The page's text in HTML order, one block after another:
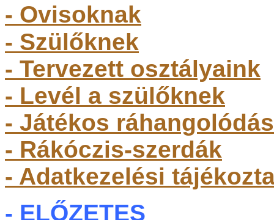
- Ovisoknak
- Szülőknek
- Tervezett osztályaink
- Levél a szülőknek
- Játékos ráhangolódás
- Rákóczis-szerdák
- Adatkezelési
- ELŐZETES